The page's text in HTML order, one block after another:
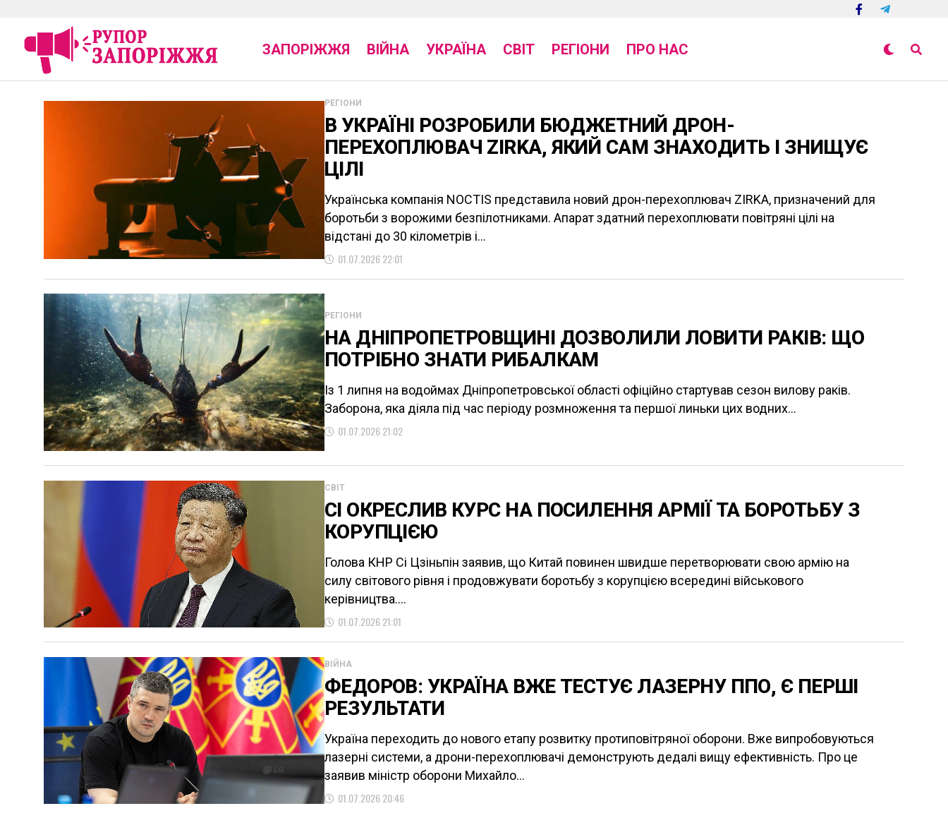
ЗАПОРІЖЖЯ ВІЙНА УКРАЇНА СВІТ РЕГІОНИ ПРО НАС
РЕГІОНИ
В УКРАЇНІ РОЗРОБИЛИ БЮДЖЕТНИЙ ДРОН-
ПЕРЕХОПЛЮВАЧ ZIRKA, ЯКИЙ САМ ЗНАХОДИТЬ І ЗНИЩУЄ
ЦІЛІ
Українська компанія NOCTIS представила новий дрон-перехоплювач ZIRKA, призначений для
боротьби з ворожими безпілотниками. Апарат здатний перехоплювати повітряні цілі на
відстані до 30 кілометрів і...
01.07.2026 22:01
РЕГІОНИ
НА ДНІПРОПЕТРОВЩИНІ ДОЗВОЛИЛИ ЛОВИТИ РАКІВ: ЩО
ПОТРІБНО ЗНАТИ РИБАЛКАМ
Із 1 липня на водоймах Дніпропетровської області офіційно стартував сезон вилову раків.
Заборона, яка діяла під час періоду розмноження та першої линьки цих водних...
01.07.2026 21:02
СВІТ
СІ ОКРЕСЛИВ КУРС НА ПОСИЛЕННЯ АРМІЇ ТА БОРОТЬБУ З
КОРУПЦІЄЮ
Голова КНР Сі Цзіньпін заявив, що Китай повинен швидше перетворювати свою армію на
силу світового рівня і продовжувати боротьбу з корупцією всередині військового
керівництва....
01.07.2026 21:01
ВІЙНА
ФЕДОРОВ: УКРАЇНА ВЖЕ ТЕСТУЄ ЛАЗЕРНУ ППО, Є ПЕРШІ
РЕЗУЛЬТАТИ
Україна переходить до нового етапу розвитку протиповітряної оборони. Вже випробовуються
лазерні системи, а дрони-перехоплювачі демонструють дедалі вищу ефективність. Про це
заявив міністр оборони Михайло...
01.07.2026 20:46